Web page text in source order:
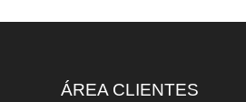
ÁREA CLIENTES